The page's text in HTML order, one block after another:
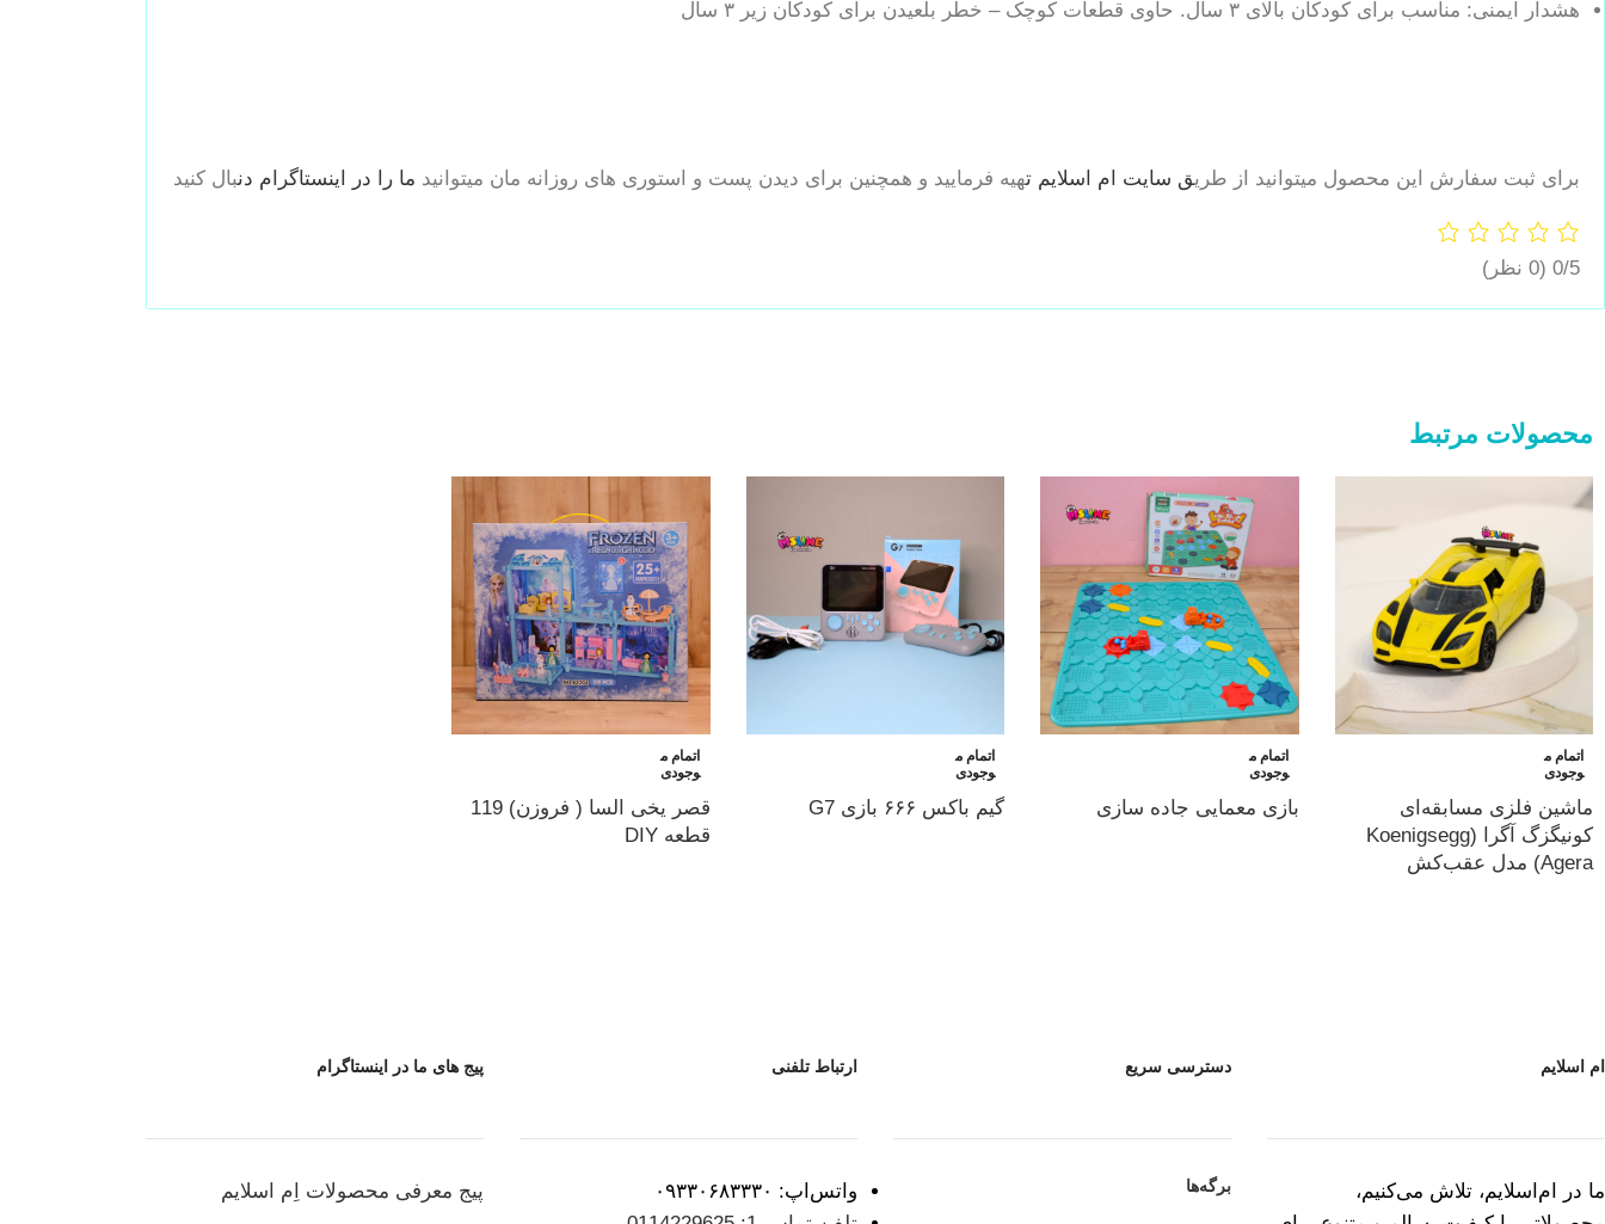
هشدار ایمنی: مناسب برای کودکان بالای ۳ سال. حاوی قطعات کوچک – خطر بلعیدن برای کودکان زیر ۳ سال
برای ثبت سفارش این محصول میتوانید از طریق سایت ام اسلایم تهیه فرمایید و همچنین برای دیدن پست و استوری های روزانه مان میتوانید ما را در اینستاگرام دنبال کنید
0/5 (0 نظر)
محصولات مرتبط
اتمام م
وجودی
ماشین فلزی مسابقه‌ای
کونیگزگ آگرا (Koenigsegg
Agera) مدل عقب‌کش
اتمام م
وجودی
بازی معمایی جاده سازی
اتمام م
وجودی
گیم باکس ۶۶۶ بازی G7
اتمام م
وجودی
قصر یخی السا ( فروزن) 119
قطعه DIY
ام اسلایم
ما در ام‌اسلایم، تلاش می‌کنیم،
دسترسی سریع
برگه‌ها
ارتباط تلفنی
واتس‌اپ: ۰۹۳۳۰۶۸۳۳۳۰
پیج های ما در اینستاگرام
پیج معرفی محصولات اِم اسلایم